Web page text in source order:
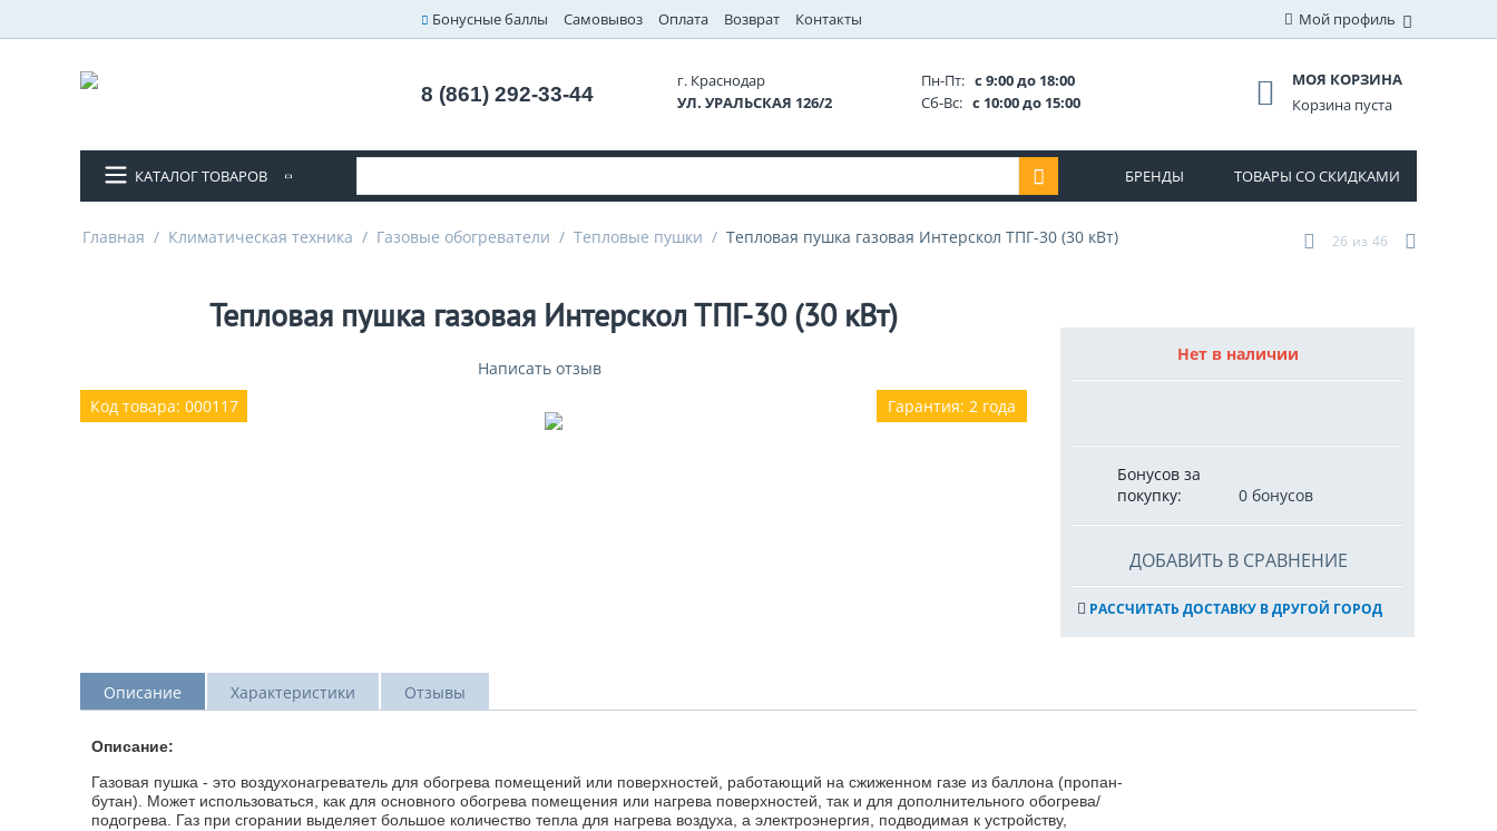
Бонусные баллы Самовывоз Оплата Возврат Контакты Мой профиль
8 (861) 292-33-44
г. Краснодар
УЛ. УРАЛЬСКАЯ 126/2
Пн-Пт: с 9:00 до 18:00
Сб-Вс: с 10:00 до 15:00
МОЯ КОРЗИНА
Корзина пуста
КАТАЛОГ ТОВАРОВ БРЕНДЫ ТОВАРЫ СО СКИДКАМИ
Главная / Климатическая техника / Газовые обогреватели / Тепловые пушки / Тепловая пушка газовая Интерскол ТПГ-30 (30 кВт) 26 из 46
Тепловая пушка газовая Интерскол ТПГ-30 (30 кВт)
Написать отзыв
Гарантия: 2 года
Код товара: 000117
Нет в наличии
Бонусов за
покупку:
0 бонусов
ДОБАВИТЬ В СРАВНЕНИЕ
РАССЧИТАТЬ ДОСТАВКУ В ДРУГОЙ ГОРОД
Описание Характеристики Отзывы
Описание:
Газовая пушка - это воздухонагреватель для обогрева помещений или поверхностей, работающий на сжиженном газе из баллона (пропан-
бутан). Может использоваться, как для основного обогрева помещения или нагрева поверхностей, так и для дополнительного обогрева/
подогрева. Газ при сгорании выделяет большое количество тепла для нагрева воздуха, а электроэнергия, подводимая к устройству,